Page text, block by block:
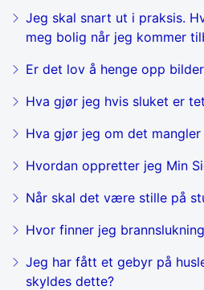
Jeg skal snart ut i praksis.
meg bolig når jeg kommer
Er det lov å henge opp
Hva gjør jeg hvis sluket er
Hva gjør jeg om det
Hvordan oppretter jeg Min
Når skal det være stille på
Hvor finner jeg
Jeg har fått et gebyr på
skyldes dette?